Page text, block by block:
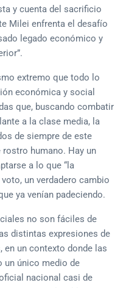
y cuenta del sacrificio
Milei enfrenta el desafío
legado económico y
extremo que todo lo
económica y social
que, buscando combatir
a la clase media, la
de siempre de este
humano. Hay un
a lo que “la
un verdadero cambio
ya venían padeciendo.
no son fáciles de
distintas expresiones de
en un contexto donde las
un único medio de
nacional casi de